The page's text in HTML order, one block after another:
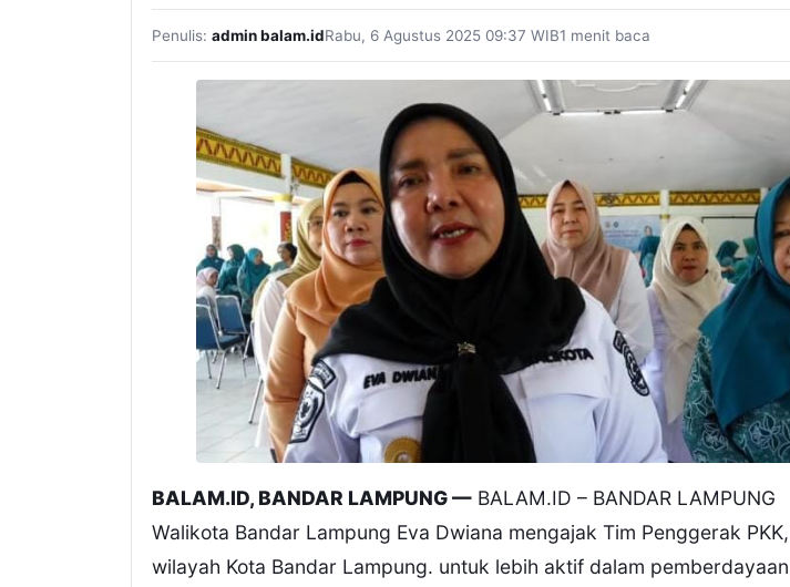
Penulis: admin balam.idRabu, 6 Agustus 2025 09:37 WIB1 menit baca
BALAM.ID, BANDAR LAMPUNG — BALAM.ID – BANDAR LAMPUNG
Walikota Bandar Lampung Eva Dwiana mengajak Tim Penggerak
wilayah Kota Bandar Lampung. untuk lebih aktif dalam